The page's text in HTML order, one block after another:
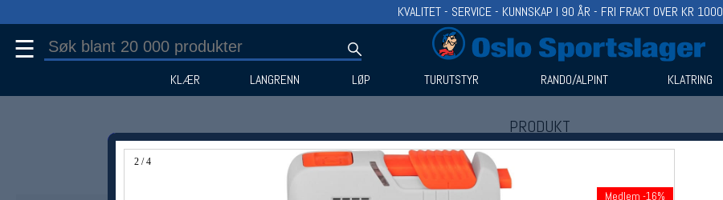
2 / 4
Medlem -16%
KVALITET - SERVICE - KUNNSKAP I 90 ÅR - FRI FRAKT OVER KR 1000
☰
KLÆR LANGRENN LØP TURUTSTYR RANDO/ALPINT KLATRING
PRODUKT
Produkter (1)
Bruk filter til å spisse søket